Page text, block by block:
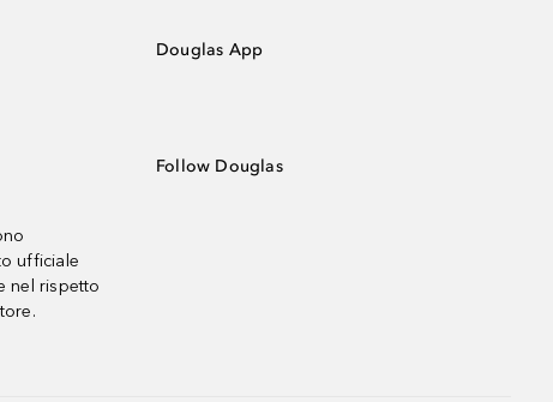
ufficiale
nel rispetto
Douglas App
Follow Douglas